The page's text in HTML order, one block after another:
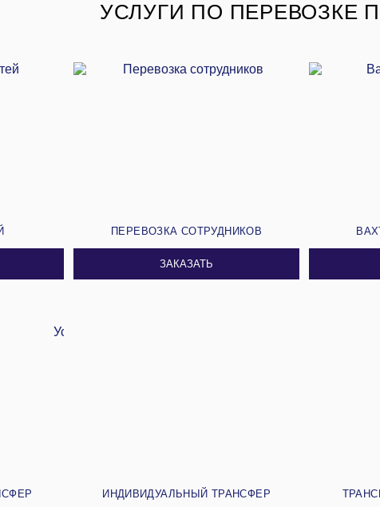
УСЛУГИ ПО ПЕРЕВОЗКЕ
ПЕРЕВОЗКА СОТРУДНИКОВ
ЗАКАЗАТЬ
ИНДИВИДУАЛЬНЫЙ ТРАНСФЕР